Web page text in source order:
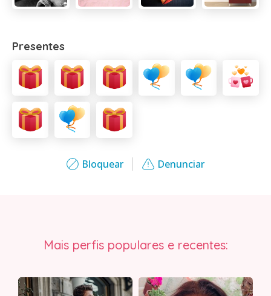
Bloquear Denunciar
Presentes
Mais perfis populares e recentes: